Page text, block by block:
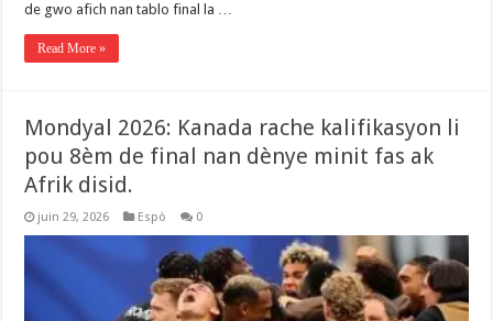
de gwo afich nan tablo final la …
Read More »
Mondyal 2026: Kanada rache kalifikasyon li
pou 8èm de final nan dènye minit fas ak
Afrik disid.
juin 29, 2026 Espò 0